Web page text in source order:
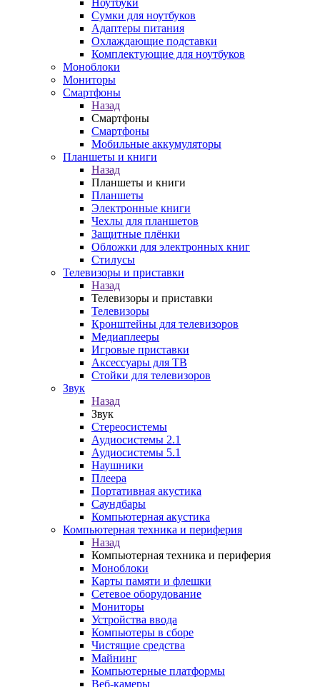
Ноутбуки
Сумки для ноутбуков
Адаптеры питания
Охлаждающие подставки
Комплектующие для ноутбуков
Моноблоки
Мониторы
Смартфоны
Назад
Смартфоны
Смартфоны
Мобильные аккумуляторы
Планшеты и книги
Назад
Планшеты и книги
Планшеты
Электронные книги
Чехлы для планшетов
Защитные плёнки
Обложки для электронных книг
Стилусы
Телевизоры и приставки
Назад
Телевизоры и приставки
Телевизоры
Кронштейны для телевизоров
Медиаплееры
Игровые приставки
Аксессуары для ТВ
Стойки для телевизоров
Звук
Назад
Звук
Стереосистемы
Аудиосистемы 2.1
Аудиосистемы 5.1
Наушники
Плеера
Портативная акустика
Саундбары
Компьютерная акустика
Компьютерная техника и периферия
Назад
Компьютерная техника и периферия
Моноблоки
Карты памяти и флешки
Сетевое оборудование
Мониторы
Устройства ввода
Компьютеры в сборе
Чистящие средства
Майнинг
Компьютерные платформы
Веб-камеры